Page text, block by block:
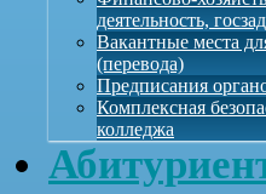
деятельность,
Вакантные места
(перевода)
Предписания
Комплексная
колледжа